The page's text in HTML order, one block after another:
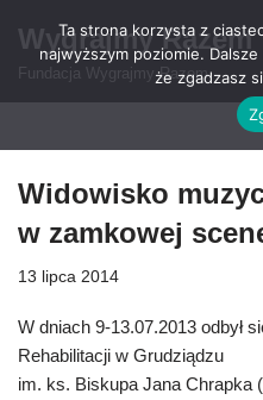
Przejdź
Wygrajmy Razem
Fundacja Wygrajmy Razem
Widowisko
w zamkowej
13 lipca 2014
W dniach 9-13.07.2013 odbył
Rehabilitacji w Grudziądzu
im. ks. Biskupa Jana Chrapka
Ta strona korzysta z
najwyższym poziomie.
że zgadzasz